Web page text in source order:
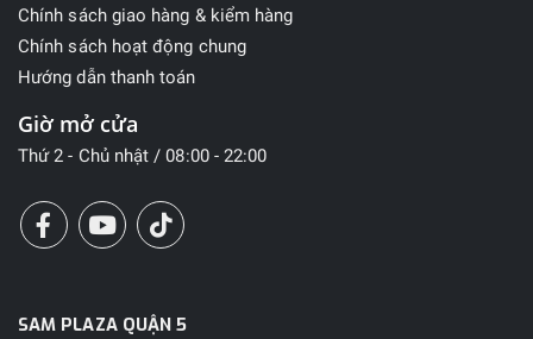
Chính sách giao hàng & kiểm hàng
Chính sách hoạt động chung
Hướng dẫn thanh toán
Giờ mở cửa
Thứ 2 - Chủ nhật / 08:00 - 22:00
SAM PLAZA QUẬN 5